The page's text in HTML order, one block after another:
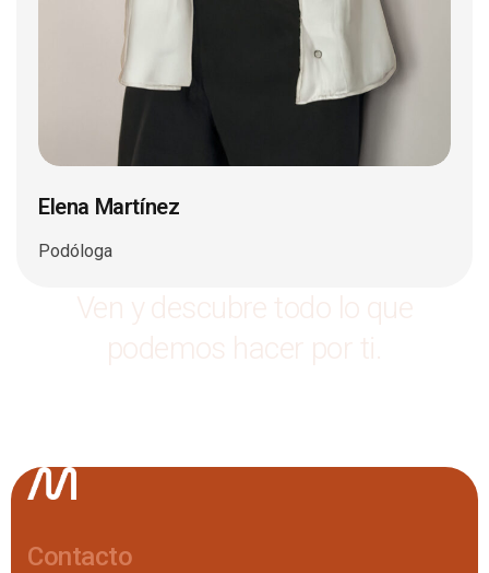
Elena Martínez
Podóloga
Ven y descubre todo lo que
podemos hacer por ti.
Contacto